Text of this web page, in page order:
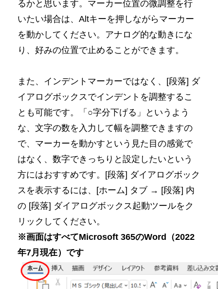
るかと思います。マーカー位置の微調整を行
いたい場合は、Altキーを押しながらマーカー
を動かしてください。アナログ的な動きにな
り、好みの位置で止めることができます。
また、インデントマーカーではなく、[段落] ダ
イアログボックスでインデントを調整するこ
とも可能です。「○字分下げる」というよう
な、文字の数を入力して幅を調整できますの
で、マーカーを動かすという見た目の感覚で
はなく、数字できっちりと設定したいという
方にはおすすめです。[段落] ダイアログボック
スを表示するには、[ホーム] タブ → [段落] 内
の [段落] ダイアログボックス起動ツールをク
リックしてください。
※画面はすべてMicrosoft 365のWord（2022
年7月現在）です